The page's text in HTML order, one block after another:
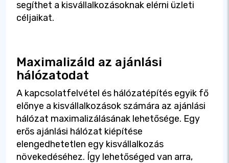
segíthet a kisvállalkozásoknak elérni üzleti
céljaikat.
Maximalizáld az ajánlási
hálózatodat
A kapcsolatfelvétel és hálózatépítés egyik fő
előnye a kisvállalkozások számára az ajánlási
hálózat maximalizálásának lehetősége. Egy
erős ajánlási hálózat kiépítése
elengedhetetlen egy kisvállalkozás
növekedéséhez. Így lehetőséged van arra,